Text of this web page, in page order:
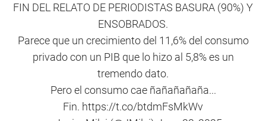
FIN DEL RELATO DE PERIODISTAS BASURA (90%) Y
ENSOBRADOS.
Parece que un crecimiento del 11,6% del consumo
privado con un PIB que lo hizo al 5,8% es un
tremendo dato.
Pero el consumo cae ñañañañaña...
Fin. https://t.co/btdmFsMkWv